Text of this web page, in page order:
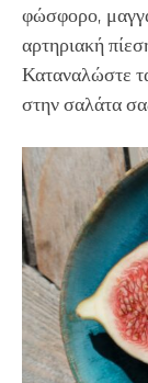
φώσφορο,
αρτηριακή
Καταναλώστε
στην σαλάτα